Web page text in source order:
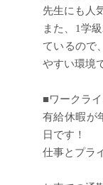
先生にも人
また、1学
ているので
やすい環境
■ワークラ
有給休暇が
日です！
仕事とプラ